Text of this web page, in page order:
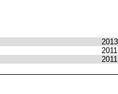
2013
2011
2011